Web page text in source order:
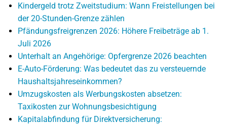
Kindergeld trotz Zweitstudium: Wann Freistellungen bei
der 20-Stunden-Grenze zählen
Pfändungsfreigrenzen 2026: Höhere Freibeträge ab 1.
Juli 2026
Unterhalt an Angehörige: Opfergrenze 2026 beachten
E-Auto-Förderung: Was bedeutet das zu versteuernde
Haushaltsjahreseinkommen?
Umzugskosten als Werbungskosten absetzen:
Taxikosten zur Wohnungsbesichtigung
Kapitalabfindung für Direktversicherung: